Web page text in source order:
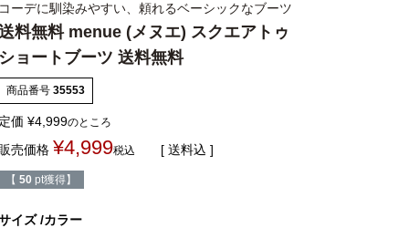
ーデに馴染みやすい、頼れるベーシックなブーツ
料無料 menue (メヌエ) スクエアトゥ
ョートブーツ 送料無料
商品番号 35553
価 ¥4,999のところ
売価格 ¥4,999税込 送料込
【 50 pt獲得】
イズ カラー